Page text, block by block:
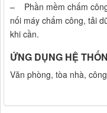
– Phần mềm chấm
nối máy chấm công, tải
khi cần.
ỨNG DỤNG HỆ
Văn phòng, tòa nhà,